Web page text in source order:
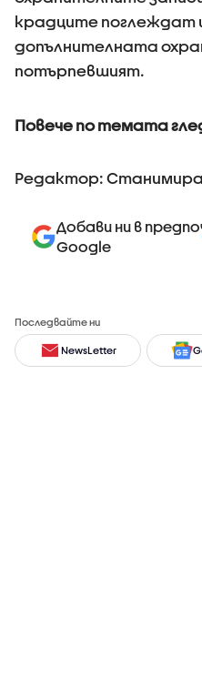
крадците поглеждат
допълнителната
потърпевшият.
Повече по темата
Редактор:
Добави ни в
Google
Последвайте ни
NewsLetter